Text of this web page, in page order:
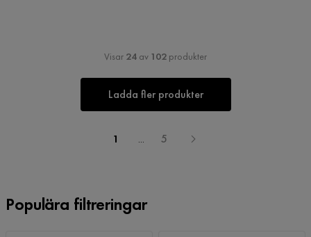
Visar 24 av 102 produkter
Ladda fler produkter
1 ... 5
Populära filtreringar